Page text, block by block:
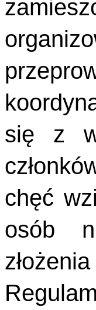
się z
chęć
osób